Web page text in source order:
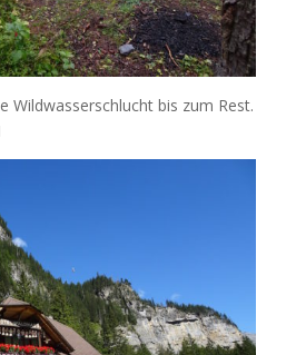
Wildwasserschlucht bis zum Rest.